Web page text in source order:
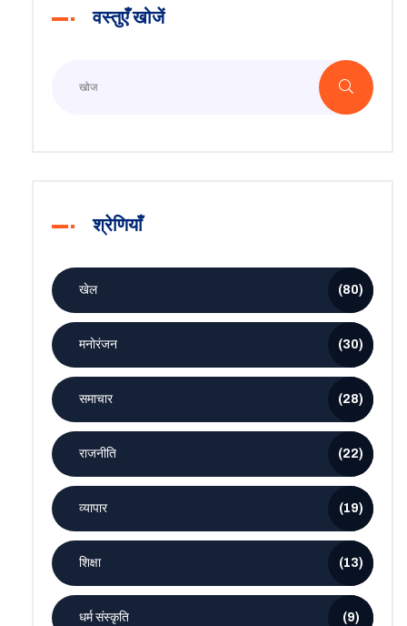
वस्तुएँ खोजें
श्रेणियाँ
खेल (80)
मनोरंजन (30)
समाचार (28)
राजनीति (22)
व्यापार (19)
शिक्षा (13)
धर्म संस्कृति (9)